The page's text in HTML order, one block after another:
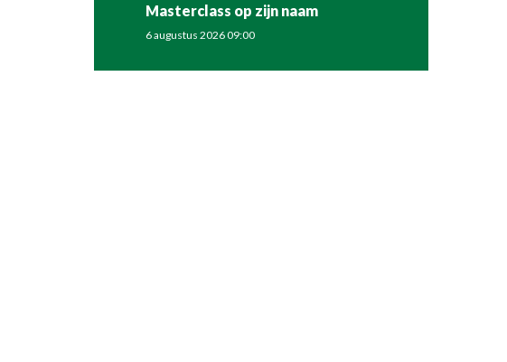
Masterclass op zijn naam
6 augustus 2026 09:00